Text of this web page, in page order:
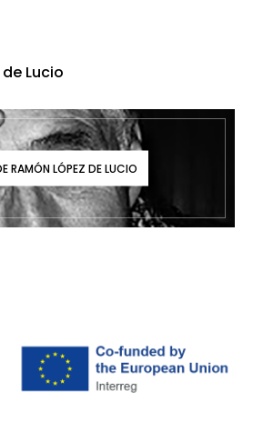
Lucio
RAMÓN LÓPEZ DE LUCIO